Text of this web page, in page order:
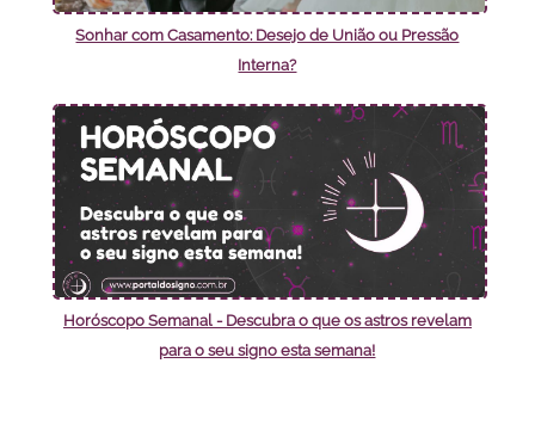
Sonhar com Casamento: Desejo de União ou Pressão
Interna?
Horóscopo Semanal - Descubra o que os astros revelam
para o seu signo esta semana!